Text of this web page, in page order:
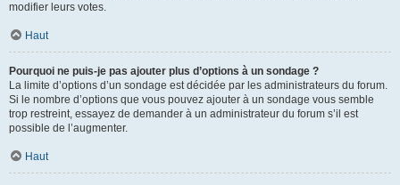
modifier leurs votes.
Haut
Pourquoi ne puis-je pas ajouter plus d’options à un sondage ?
La limite d’options d’un sondage est décidée par les administrateurs du forum.
Si le nombre d’options que vous pouvez ajouter à un sondage vous semble
trop restreint, essayez de demander à un administrateur du forum s’il est
possible de l’augmenter.
Haut